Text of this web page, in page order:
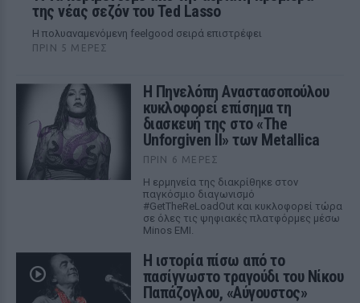
της νέας σεζόν του Ted Lasso
Η πολυαναμενόμενη feelgood σειρά επιστρέφει
ΠΡΙΝ 5 ΜΈΡΕΣ
Η Πηνελόπη Αναστασοπούλου
κυκλοφορεί επίσημα τη
διασκευή της στο «The
Unforgiven II» των Metallica
ΠΡΙΝ 6 ΜΈΡΕΣ
Η ερμηνεία της διακρίθηκε στον
παγκόσμιο διαγωνισμό
#GetTheReLoadOut και κυκλοφορεί τώρα
σε όλες τις ψηφιακές πλατφόρμες μέσω
Minos EMI.
Η ιστορία πίσω από το
πασίγνωστο τραγούδι του Νίκου
Παπάζογλου, «Αύγουστος»